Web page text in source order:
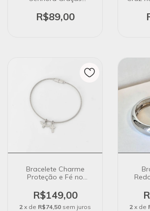
Ouro 18k
R$89,00
Bracelete Charme
Proteção e Fé no
Magnético
R$149,00
2 x de R$74,50 sem juros 2 x de